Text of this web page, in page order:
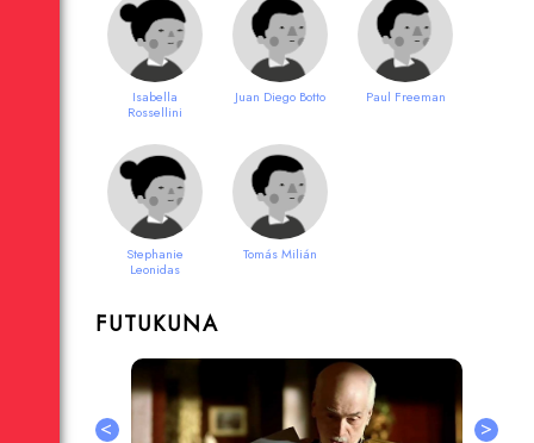
Isabella
Rossellini
Juan Diego Botto Paul Freeman
Stephanie
Leonidas
Tomás Milián
FUTUKUNA
< >